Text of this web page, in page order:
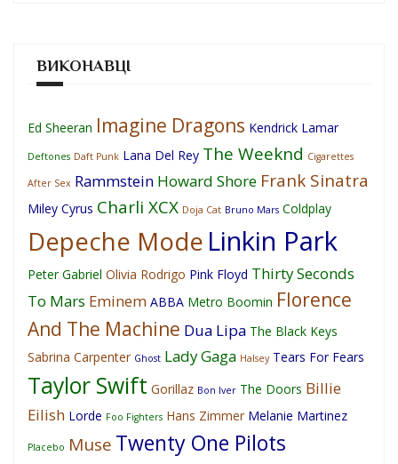
ВИКОНАВЦІ
Ed Sheeran Imagine Dragons Kendrick Lamar
Deftones Daft Punk Lana Del Rey The Weeknd Cigarettes
After Sex Rammstein Howard Shore Frank Sinatra
Miley Cyrus Charli XCX Doja Cat Bruno Mars Coldplay
Depeche Mode Linkin Park
Peter Gabriel Olivia Rodrigo Pink Floyd Thirty Seconds
To Mars Eminem ABBA Metro Boomin Florence
And The Machine Dua Lipa The Black Keys
Sabrina Carpenter Ghost Lady Gaga Halsey Tears For Fears
Taylor Swift Gorillaz Bon Iver The Doors Billie
Eilish Lorde Foo Fighters Hans Zimmer Melanie Martinez
Placebo Muse Twenty One Pilots